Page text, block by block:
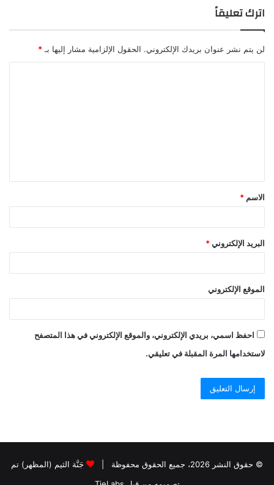
اترك تعليقاً
لن يتم نشر عنوان بريدك الإلكتروني. الحقول الإلزامية مشار إليها بـ *
الاسم *
البريد الإلكتروني *
الموقع الإلكتروني
احفظ اسمي، بريدي الإلكتروني، والموقع الإلكتروني في هذا المتصفح
لاستخدامها المرة المقبلة في تعليقي.
© حقوق النشر 2026، جميع الحقوق محفوظة |
جَنَّة الثيم (المظهر) تم